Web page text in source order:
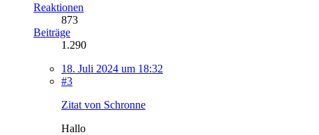
Reaktionen
873
Beiträge
1.290
18. Juli 2024 um 18:32
#3
Zitat von Schronne
Hallo